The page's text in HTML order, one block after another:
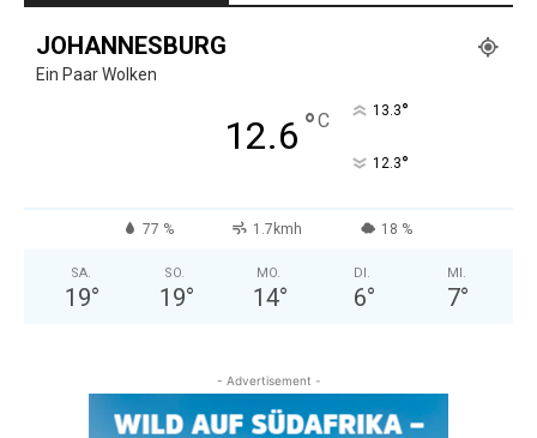
JOHANNESBURG
Ein Paar Wolken
12.6 °C 13.3°
12.3°
77 % 1.7kmh 18 %
SA.
19°
SO.
19°
MO.
14°
DI.
6°
MI.
7°
- Advertisement -